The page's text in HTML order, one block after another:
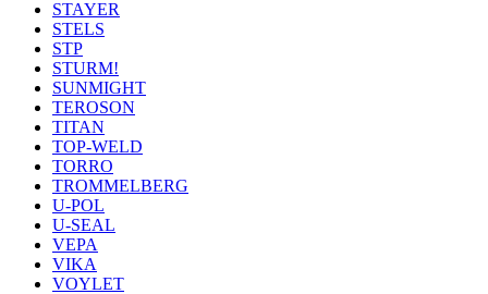
STAYER
STELS
STP
STURM!
SUNMIGHT
TEROSON
TITAN
TOP-WELD
TORRO
TROMMELBERG
U-POL
U-SEAL
VEPA
VIKA
VOYLET